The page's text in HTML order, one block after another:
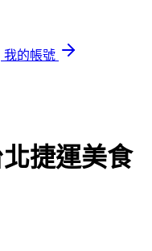
我的帳號
北捷運美食